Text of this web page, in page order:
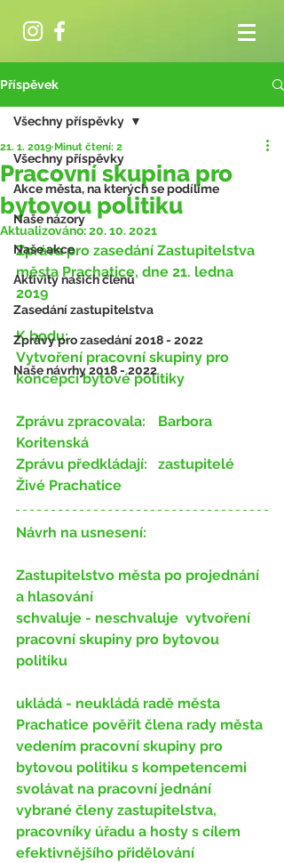
Příspěvek
Všechny příspěvky
Akce města, na kterých se podílíme
Naše názory
Naše akce
Aktivity našich členů
Zasedání zastupitelstva
Zprávy pro zasedání 2018 - 2022
Naše návrhy 2018 - 2022
Všechny příspěvky
Pracovní skupina pro
bytovou politiku
21. 1. 2019 Minut čtení: 2
Aktualizováno:20. 10. 2021
Zpráva pro zasedání Zastupitelstva
města Prachatice, dne 21. ledna
2019
K bodu:
Vytvoření pracovní skupiny pro
koncepci bytové politiky
Zprávu zpracovala:
Koritenská
Zprávu předkládají:
Živé Prachatice
Návrh na usnesení:
Zastupitelstvo města po projednání
a hlasování
schvaluje - neschvaluje vytvoření
pracovní skupiny pro bytovou
politiku
ukládá - neukládá radě města
Prachatice pověřit člena rady města
vedením pracovní skupiny pro
bytovou politiku s kompetencemi
svolávat na pracovní jednání
vybrané členy zastupitelstva,
pracovníky úřadu a hosty s cílem
efektivnějšího přidělování